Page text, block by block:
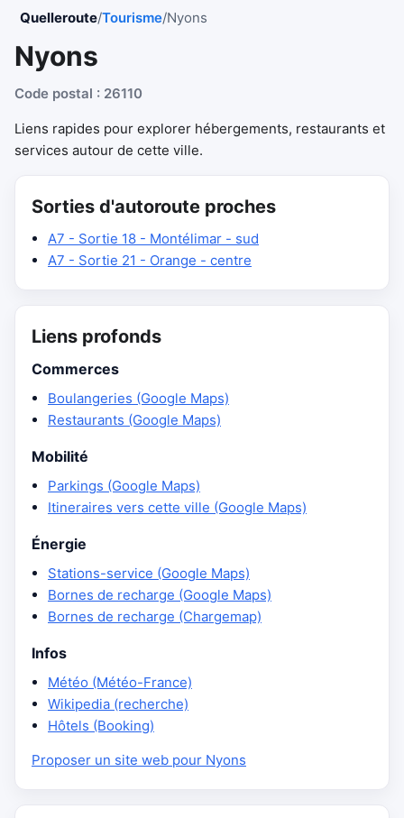
Quelleroute/Tourisme/Nyons
Nyons
Code postal : 26110
Liens rapides pour explorer hébergements, restaurants et
services autour de cette ville.
Sorties d'autoroute proches
A7 - Sortie 18 - Montélimar - sud
A7 - Sortie 21 - Orange - centre
Liens profonds
Commerces
Boulangeries (Google Maps)
Restaurants (Google Maps)
Mobilité
Parkings (Google Maps)
Itineraires vers cette ville (Google Maps)
Énergie
Stations-service (Google Maps)
Bornes de recharge (Google Maps)
Bornes de recharge (Chargemap)
Infos
Météo (Météo-France)
Wikipedia (recherche)
Hôtels (Booking)
Proposer un site web pour Nyons